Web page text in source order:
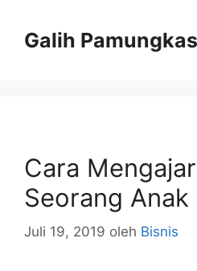
Galih Pamungkas
Cara
Seorang Anak
Juli 19, 2019 oleh Bisnis